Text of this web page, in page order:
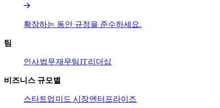
확장하는 동안 규정을 준수하세요.​​
팀​​
인사​​법무​​재무팀​​IT​​리더십​​
비즈니스 규모별​​
스타트업​​ 미드 시장​​엔터프라이즈​​